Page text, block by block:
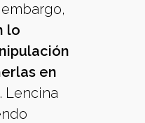
lo
en
. Lencina